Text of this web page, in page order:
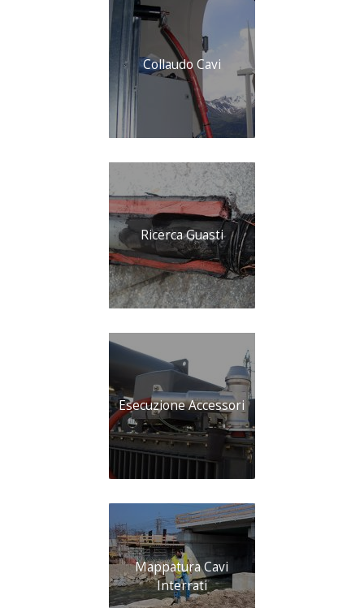
Collaudo Cavi
Ricerca Guasti
Esecuzione Accessori
Mappatura Cavi
Interrati